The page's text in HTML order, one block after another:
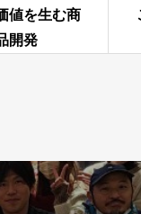
値を生む商
開発